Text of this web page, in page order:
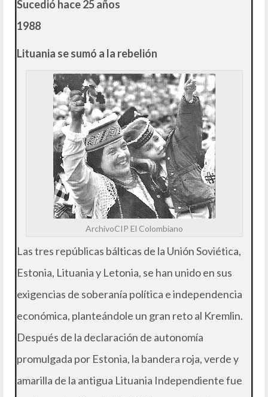
Sucedió hace 25 años
1988
Lituania se sumó a la rebelión
ArchivoCIP El Colombiano
Las tres repúblicas bálticas de la Unión Soviética,
Estonia, Lituania y Letonia, se han unido en sus
exigencias de soberanía política e independencia
económica, planteándole un gran reto al Kremlin.
Después de la declaración de autonomía
promulgada por Estonia, la bandera roja, verde y
amarilla de la antigua Lituania Independiente fue